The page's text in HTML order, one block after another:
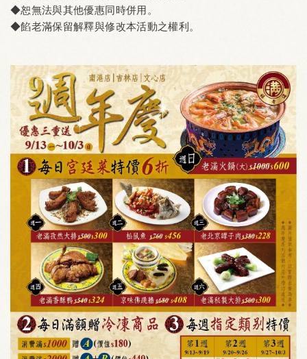
◆恕無法與其他優惠同時併用。
◆餡老滿保留解釋與修改本活動之權利。